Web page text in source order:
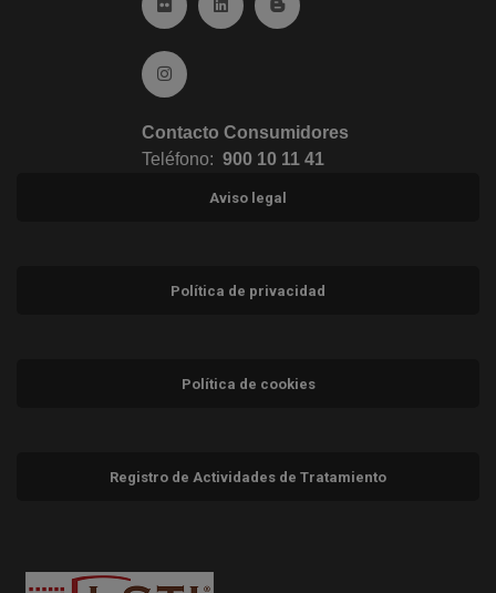
Ir a Flickr (abre en ventana nueva)
Ir a Linkedin (abre en ventana nueva)
Ir al Blog (abre en ventana
Ir a Instagram (abre en ventana nueva)
Contacto Consumidores
Teléfono: 900 10 11 41
Aviso legal
Política de privacidad
Política de cookies
Registro de Actividades de Tratamiento